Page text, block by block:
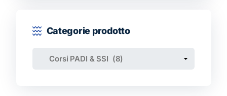
Categorie prodotto